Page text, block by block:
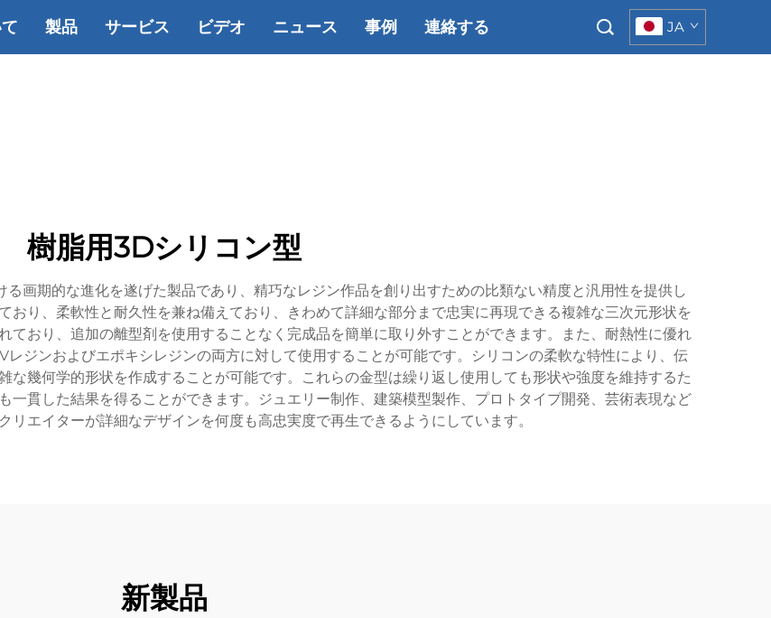
製品 サービス ビデオ ニュース 事例 連絡する JA
樹脂用3Dシリコン型
画期的な進化を遂げた製品であり、精巧なレジン作品を創り出すための比類ない精度と汎用性を提供し
おり、柔軟性と耐久性を兼ね備えており、きわめて詳細な部分まで忠実に再現できる複雑な三次元形状を
ており、追加の離型剤を使用することなく完成品を簡単に取り外すことができます。また、耐熱性に優れ
ジンおよびエポキシレジンの両方に対して使用することが可能です。シリコンの柔軟な特性により、伝
な幾何学的形状を作成することが可能です。これらの金型は繰り返し使用しても形状や強度を維持するた
一貫した結果を得ることができます。ジュエリー制作、建築模型製作、プロトタイプ開発、芸術表現など
リエイターが詳細なデザインを何度も高忠実度で再生できるようにしています。
新製品